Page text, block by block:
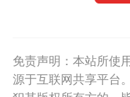
免责声明：本站所使
源于互联网共享平台